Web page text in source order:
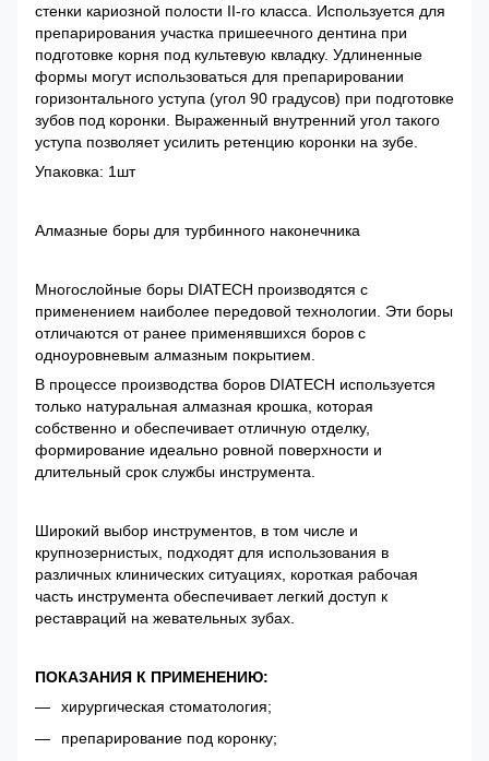
стенки кариозной полости II-го класса. Используется для
препарирования участка пришеечного дентина при
подготовке корня под культевую квладку. Удлиненные
формы могут использоваться для препарировании
горизонтального уступа (угол 90 градусов) при подготовке
зубов под коронки. Выраженный внутренний угол такого
уступа позволяет усилить ретенцию коронки на зубе.
Упаковка: 1шт
Алмазные боры для турбинного наконечника
Многослойные боры DIATECH производятся с
применением наиболее передовой технологии. Эти боры
отличаются от ранее применявшихся боров с
одноуровневым алмазным покрытием.
В процессе производства боров DIATECH используется
только натуральная алмазная крошка, которая
собственно и обеспечивает отличную отделку,
формирование идеально ровной поверхности и
длительный срок службы инструмента.
Широкий выбор инструментов, в том числе и
крупнозернистых, подходят для использования в
различных клинических ситуациях, короткая рабочая
часть инструмента обеспечивает легкий доступ к
реставраций на жевательных зубах.
ПОКАЗАНИЯ К ПРИМЕНЕНИЮ:
хирургическая стоматология;
препарирование под коронку;